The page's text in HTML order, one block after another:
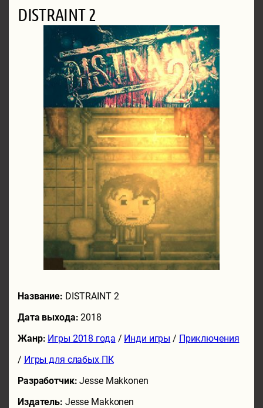
DISTRAINT 2
Название: DISTRAINT 2
Дата выхода:2018
Жанр: Игры 2018 года / Инди игры / Приключения
/ Игры для слабых ПК
Разработчик:Jesse Makkonen
Издатель: Jesse Makkonen